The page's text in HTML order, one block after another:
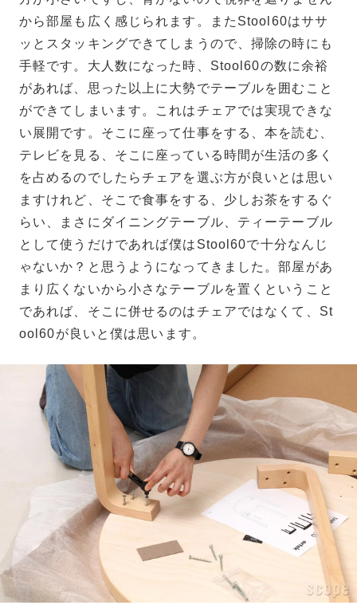
から部屋も広く感じられます。またStool60はササ
ッとスタッキングできてしまうので、掃除の時にも
手軽です。大人数になった時、Stool60の数に余裕
があれば、思った以上に大勢でテーブルを囲むこと
ができてしまいます。これはチェアでは実現できな
い展開です。そこに座って仕事をする、本を読む、
テレビを見る、そこに座っている時間が生活の多く
を占めるのでしたらチェアを選ぶ方が良いとは思い
ますけれど、そこで食事をする、少しお茶をするぐ
らい、まさにダイニングテーブル、ティーテーブル
として使うだけであれば僕はStool60で十分なんじ
ゃないか？と思うようになってきました。部屋があ
まり広くないから小さなテーブルを置くということ
であれば、そこに併せるのはチェアではなくて、St
ool60が良いと僕は思います。